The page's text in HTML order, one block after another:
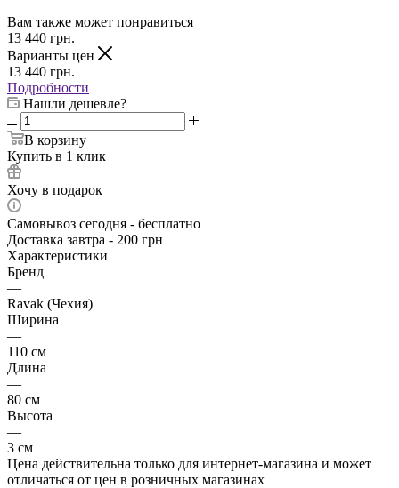
Вам также может понравиться
13 440 грн.
Варианты цен
13 440 грн.
Подробности
Нашли дешевле?
В корзину
Купить в 1 клик
Хочу в подарок
Самовывоз сегодня - бесплатно
Доставка завтра - 200 грн
Характеристики
Бренд
—
Ravak (Чехия)
Ширина
—
110 см
Длина
—
80 см
Высота
—
3 см
Цена действительна только для интернет-магазина и может
отличаться от цен в розничных магазинах